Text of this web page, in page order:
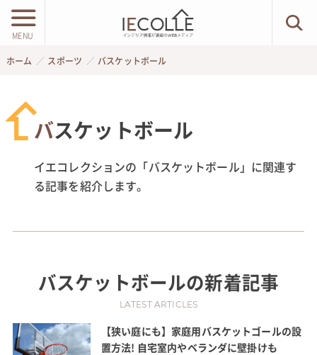
MENU
ホーム スポーツ バスケットボール
バスケットボール
イエコレクションの「バスケットボール」に関連す
る記事を紹介します。
バスケットボールの新着記事
LATEST ARTICLES
【狭い庭にも】家庭用バスケットゴールの設
置方法! 自宅室内やベランダに壁掛けも